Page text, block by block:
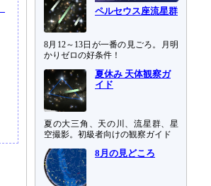
ペルセウス座流星群
8月12～13日が一番の見ごろ。月明
かりゼロの好条件！
夏休み 天体観察ガ
イド
夏の大三角、天の川、流星群、星
空撮影。初級者向けの観察ガイド
8月の見どころ